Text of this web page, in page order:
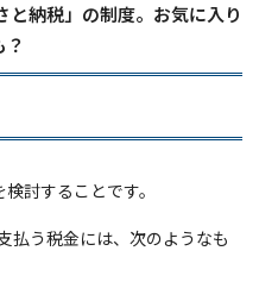
と納税」の制度。お気に入り
討することです。
払う税金には、次のようなも